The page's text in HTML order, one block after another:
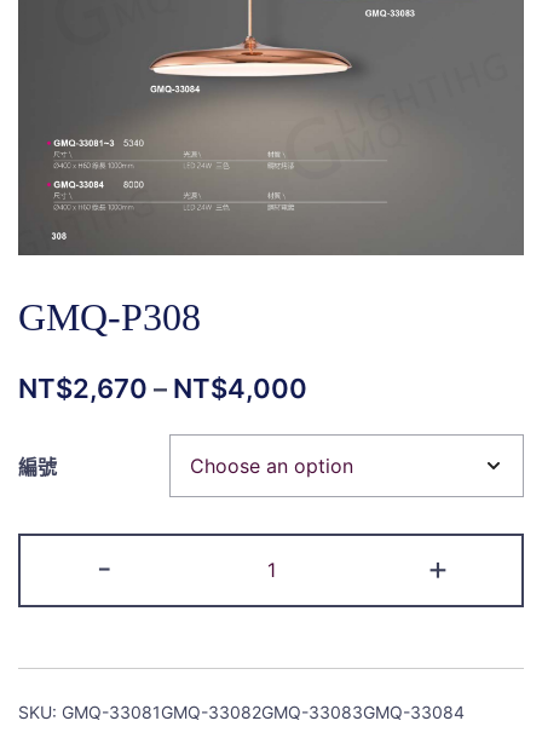
GMQ-P308
NT$2,670 – NT$4,000
編號
- +
SKU: GMQ-33081GMQ-33082GMQ-33083GMQ-33084